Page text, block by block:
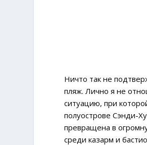
Ничто так не
пляж. Лично я не
ситуацию, при
полуострове Сэнди-
превращена в
среди казарм и